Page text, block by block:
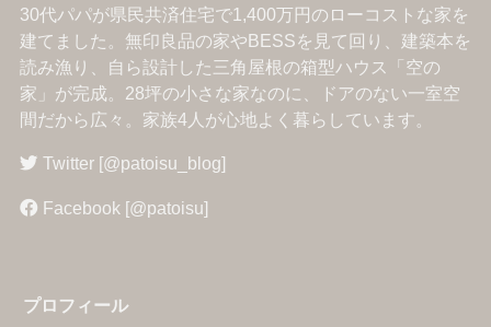
30代パパが県民共済住宅で1,400万円のローコストな家を
建てました。無印良品の家やBESSを見て回り、建築本を
読み漁り、自ら設計した三角屋根の箱型ハウス「空の
家」が完成。28坪の小さな家なのに、ドアのない一室空
間だから広々。家族4人が心地よく暮らしています。
Twitter [@patoisu_blog]
Facebook [@patoisu]
プロフィール